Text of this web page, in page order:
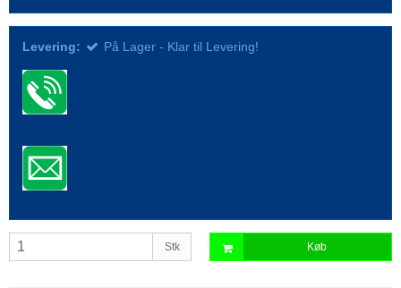
Levering: På Lager - Klar til Levering!
Stk Køb